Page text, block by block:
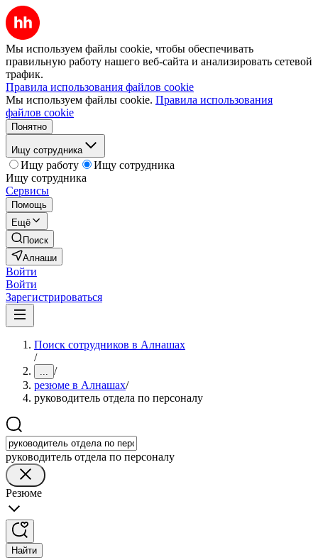
Мы используем файлы cookie, чтобы обеспечивать
правильную работу нашего веб-сайта и анализировать сетевой
трафик.
Правила использования файлов cookie
Мы используем файлы cookie. Правила использования
файлов cookie
Понятно
Ищу сотрудника
Ищу работу
Ищу сотрудника
Ищу сотрудника
Сервисы
Помощь
Ещё
Поиск
Алнаши
Войти
Войти
Зарегистрироваться
Поиск сотрудников в Алнашах
/
... /
резюме в Алнашах/
руководитель отдела по персоналу
руководитель отдела по персоналу
Резюме
Найти